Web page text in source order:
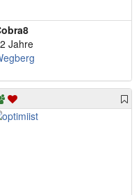
Jahre